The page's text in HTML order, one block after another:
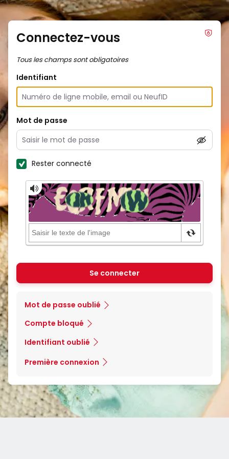
Connectez-vous
Tous les champs sont obligatoires
Identifiant
Mot de passe
Rester connecté
Se connecter
Mot de passe oublié
Compte bloqué
Identifiant oublié
Première connexion